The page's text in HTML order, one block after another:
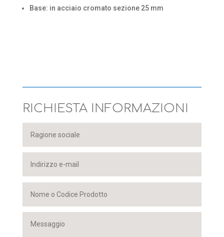
Base: in acciaio cromato sezione 25 mm
RICHIESTA INFORMAZIONI